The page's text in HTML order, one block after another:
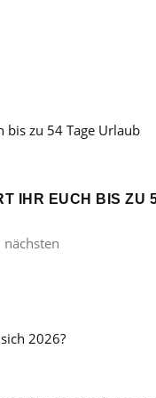
IHR EUCH BIS ZU